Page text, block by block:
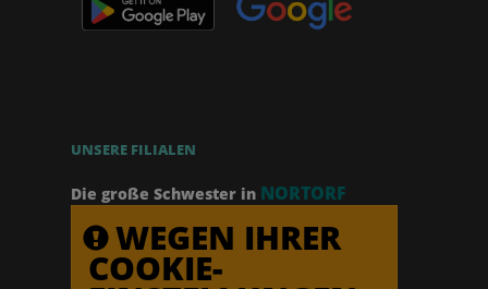
UNSERE FILIALEN
Die große Schwester in NORTORF
WEGEN IHRER
COOKIE-